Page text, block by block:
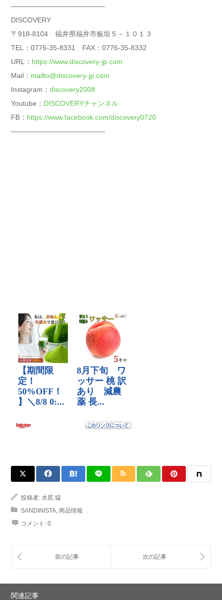
—————————————–
DISCOVERY
〒918-8104 福井県福井市板垣５－１０１３
TEL：0776-35-8331 FAX：0776-35-8332
URL： https://www.discovery-jp.com
Mail： mailto@discovery-jp.com
Instagram： discovery2008
Youtube： DISCOVERYチャンネル
FB： https://www.facebook.com/discovery0720
—————————————–
投稿者: 水尻 猛
SANDINISTA, 商品情報
コメント: 0
関連記事